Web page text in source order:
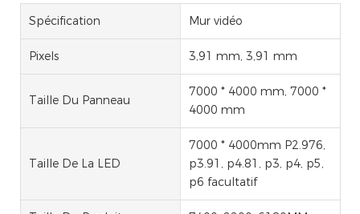
Spécification Mur vidéo
Pixels 3,91 mm, 3,91 mm
Taille Du Panneau
7000 * 4000 mm, 7000 *
4000 mm
Taille De La LED
7000 * 4000mm P2.976,
p3.91, p4.81, p3, p4, p5,
p6 facultatif